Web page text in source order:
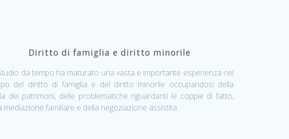
Diritto di famiglia e diritto minorile
da tempo ha maturato una vasta e importante esperienza nel
del diritto di famiglia e del diritto minorile occupandosi della
dei patrimoni, delle problematiche riguardanti le coppie di fatto,
mediazione familiare e della negoziazione assistita.